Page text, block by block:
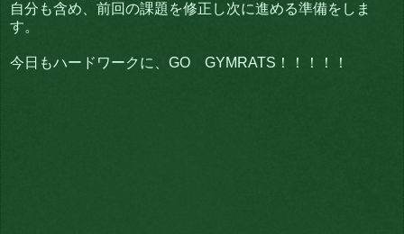
自分も含め、前回の課題を修正し次に進める準備をしま
す。
今日もハードワークに、GO GYMRATS！！！！！